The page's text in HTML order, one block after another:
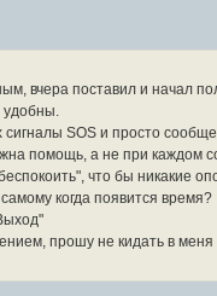
вчера поставил и начал
удобны.
SOS и просто
помощь, а не при каждом
что бы никакие
когда появится время?
прошу не кидать в